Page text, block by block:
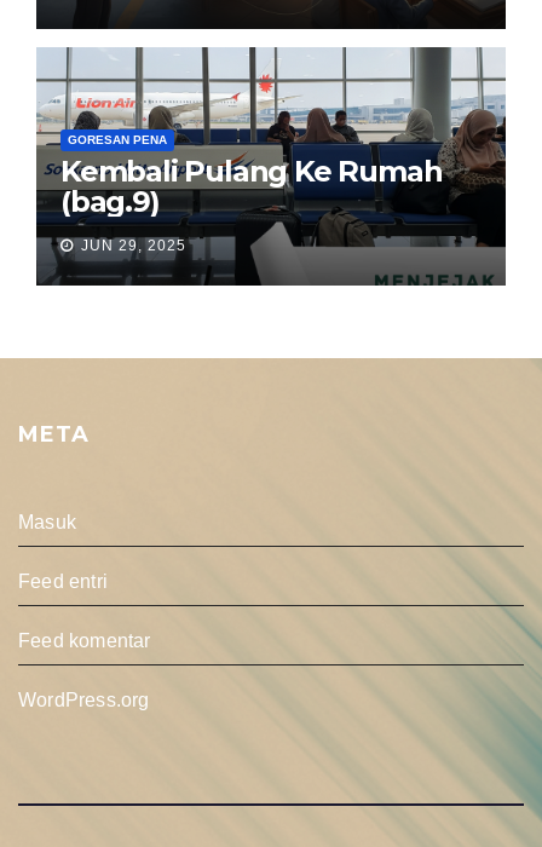
GORESAN PENA
Kembali Pulang Ke Rumah
(bag.9)
JUN 29, 2025
META
Masuk
Feed entri
Feed komentar
WordPress.org